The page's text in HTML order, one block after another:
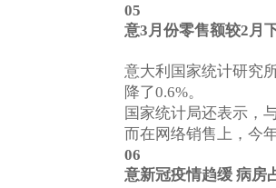
05
意3月份零售额较2月
意大利国家统计研究
降了0.6%。
国家统计局还表示，
而在网络销售上，今
06
意新冠疫情趋缓病房